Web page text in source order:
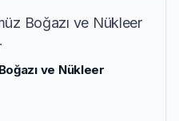
ve Nükleer